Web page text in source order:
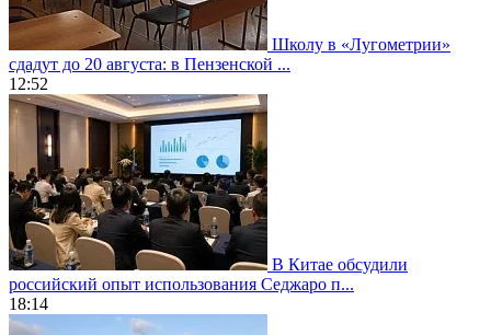
Школу в «Лугометрии»
сдадут до 20 августа: в Пензенской ...
12:52
В Китае обсудили
российский опыт использования Седжаро п...
18:14